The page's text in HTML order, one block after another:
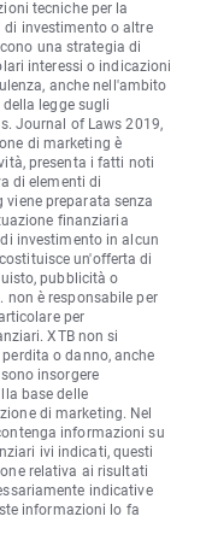
tecniche per la
investimento o altre
una strategia di
interessi o indicazioni
anche nell'ambito
legge sugli
Journal of Laws 2019,
di marketing è
presenta i fatti noti
di elementi di
preparata senza
finanziaria
investimento in alcun
un'offerta di
pubblicità o
è responsabile per
per
XTB non si
o danno, anche
insorgere
base delle
di marketing. Nel
informazioni su
ivi indicati, questi
relativa ai risultati
indicative
informazioni lo fa